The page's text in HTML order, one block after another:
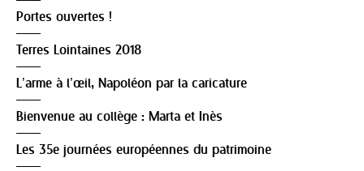
Portes ouvertes !
Terres Lointaines 2018
L’arme à l’œil, Napoléon par la caricature
Bienvenue au collège : Marta et Inès
Les 35e journées européennes du patrimoine